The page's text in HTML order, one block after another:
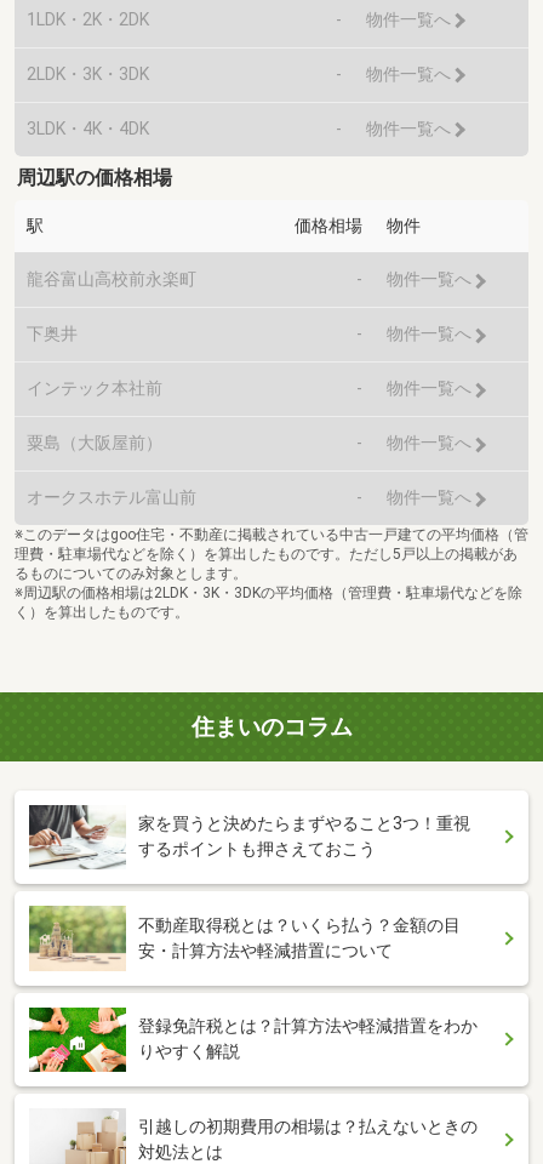
1LDK・2K・2DK - 物件一覧へ
2LDK・3K・3DK - 物件一覧へ
3LDK・4K・4DK - 物件一覧へ
周辺駅の価格相場
駅 価格相場 物件
龍谷富山高校前永楽町 - 物件一覧へ
下奥井 - 物件一覧へ
インテック本社前 - 物件一覧へ
粟島（大阪屋前） - 物件一覧へ
オークスホテル富山前 - 物件一覧へ
※このデータはgoo住宅・不動産に掲載されている中古一戸建ての平均価格（管
理費・駐車場代などを除く）を算出したものです。ただし5戸以上の掲載があ
るものについてのみ対象とします。
※周辺駅の価格相場は2LDK・3K・3DKの平均価格（管理費・駐車場代などを除
く）を算出したものです。
住まいのコラム
家を買うと決めたらまずやること3つ！重視
するポイントも押さえておこう
不動産取得税とは？いくら払う？金額の目
安・計算方法や軽減措置について
登録免許税とは？計算方法や軽減措置をわか
りやすく解説
引越しの初期費用の相場は？払えないときの
対処法とは